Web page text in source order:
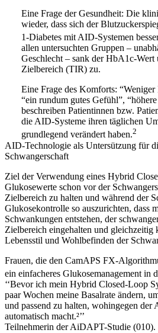
Eine Frage der Gesundheit: Die
wieder, dass sich der
1-Diabetes mit AID-Systemen
allen untersuchten Gruppen –
Geschlecht – sank der HbA1c-Wert
Zielbereich (TIR) zu.
Eine Frage des Komforts: “Weniger
“ein rundum gutes Gefühl”,
beschreiben Patientinnen bzw.
die AID-Systeme ihren täglichen
grundlegend verändert haben.2
AID-Technologie als Untersützung für
Schwangerschaft
Ziel der Verwendung eines Hybrid
Glukosewerte schon vor der
Zielbereich zu halten und während der
Glukosekontrolle so auszurichten, dass
Schwankungen entstehen, der
Zielbereich eingehalten und gleichzeitig
Lebensstil und Wohlbefinden der
Frauen, die den CamAPS FX-
ein einfacheres Glukosemanagement in
‘‘Bevor ich mein Hybrid Closed-Loop
paar Wochen meine Basalrate ändern,
und passend zu halten, wohingegen der
automatisch macht.²’’
Teilnehmerin der AiDAPT-Studie (010).